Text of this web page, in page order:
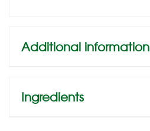
Additional information
Ingredients